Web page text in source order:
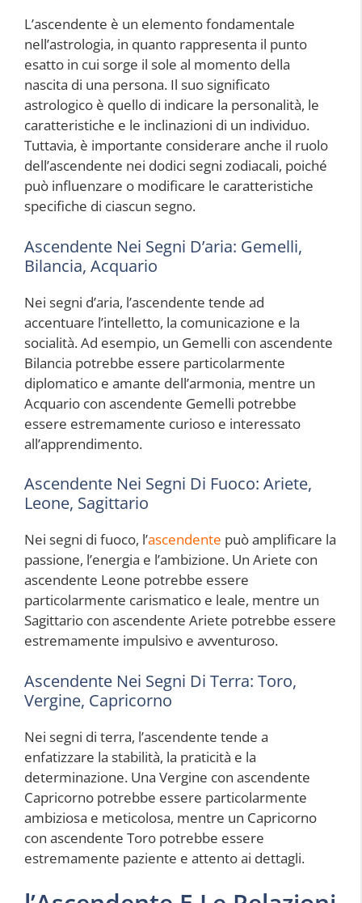
L’ascendente è un elemento fondamentale
nell’astrologia, in quanto rappresenta il punto
esatto in cui sorge il sole al momento della
nascita di una persona. Il suo significato
astrologico è quello di indicare la personalità, le
caratteristiche e le inclinazioni di un individuo.
Tuttavia, è importante considerare anche il ruolo
dell’ascendente nei dodici segni zodiacali, poiché
può influenzare o modificare le caratteristiche
specifiche di ciascun segno.
Ascendente Nei Segni D’aria: Gemelli,
Bilancia, Acquario
Nei segni d’aria, l’ascendente tende ad
accentuare l’intelletto, la comunicazione e la
socialità. Ad esempio, un Gemelli con ascendente
Bilancia potrebbe essere particolarmente
diplomatico e amante dell’armonia, mentre un
Acquario con ascendente Gemelli potrebbe
essere estremamente curioso e interessato
all’apprendimento.
Ascendente Nei Segni Di Fuoco: Ariete,
Leone, Sagittario
Nei segni di fuoco, l’ascendente può amplificare la
passione, l’energia e l’ambizione. Un Ariete con
ascendente Leone potrebbe essere
particolarmente carismatico e leale, mentre un
Sagittario con ascendente Ariete potrebbe essere
estremamente impulsivo e avventuroso.
Ascendente Nei Segni Di Terra: Toro,
Vergine, Capricorno
Nei segni di terra, l’ascendente tende a
enfatizzare la stabilità, la praticità e la
determinazione. Una Vergine con ascendente
Capricorno potrebbe essere particolarmente
ambiziosa e meticolosa, mentre un Capricorno
con ascendente Toro potrebbe essere
estremamente paziente e attento ai dettagli.